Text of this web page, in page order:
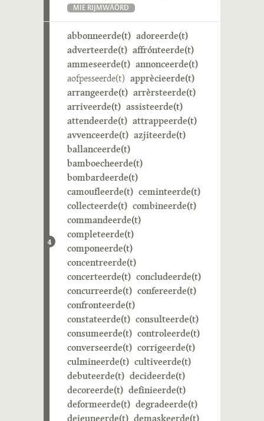
MIE RIJMWÄÖRD
4
abbonneerde(t) adoreerde(t)
adverteerde(t) affrónteerde(t)
ammeseerde(t) annonceerde(t)
aofpesseerde(t) apprècieerde(t)
arrangeerde(t) arrèrsteerde(t)
arriveerde(t) assisteerde(t)
attendeerde(t) attrappeerde(t)
avvenceerde(t) azjiteerde(t)
ballanceerde(t)
bamboecheerde(t)
bombardeerde(t)
camoufleerde(t) ceminteerde(t)
collecteerde(t) combineerde(t)
commandeerde(t)
completeerde(t)
componeerde(t)
concentreerde(t)
concerteerde(t) concludeerde(t)
concurreerde(t) confereerde(t)
confronteerde(t)
constateerde(t) consulteerde(t)
consumeerde(t) controleerde(t)
converseerde(t) corrigeerde(t)
culmineerde(t) cultiveerde(t)
debuteerde(t) decideerde(t)
decoreerde(t) definieerde(t)
deformeerde(t) degradeerde(t)